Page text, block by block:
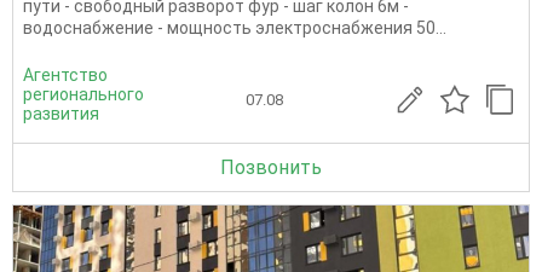
пути - свободный разворот фур - шаг колон 6м -
водоснабжение - мощность электроснабжения 50...
Агентство
регионального
развития
07.08
Позвонить